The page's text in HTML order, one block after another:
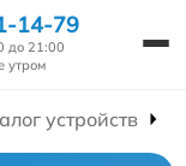
14-79
до 21:00
утром
устройств